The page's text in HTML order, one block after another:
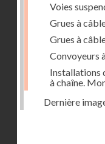
Voies
Grues à
Grues à
Convoyeurs
Installations
à chaîne.
Dernière